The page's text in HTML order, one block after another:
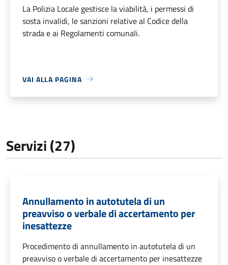
La Polizia Locale gestisce la viabilità, i permessi di
sosta invalidi, le sanzioni relative al Codice della
strada e ai Regolamenti comunali.
VAI ALLA PAGINA
Servizi (27)
Annullamento in autotutela di un
preavviso o verbale di accertamento per
inesattezze
Procedimento di annullamento in autotutela di un
preavviso o verbale di accertamento per inesattezze